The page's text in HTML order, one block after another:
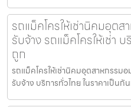
รถแม็คโครให้เช่านิคมอุต
รับจ้าง รถแม็คโครให้เช่า
ถูก
รถแม็คโครให้เช่านิคมอุตสาหกรรม
รับจ้าง บริการทั่วไทย ในราคาเป็น